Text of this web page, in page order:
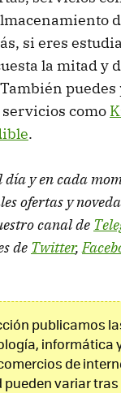
si eres
la mitad y
como
.
día y en cada
ofertas y
canal de
de Twitter,
publicamos
informática
de
variar